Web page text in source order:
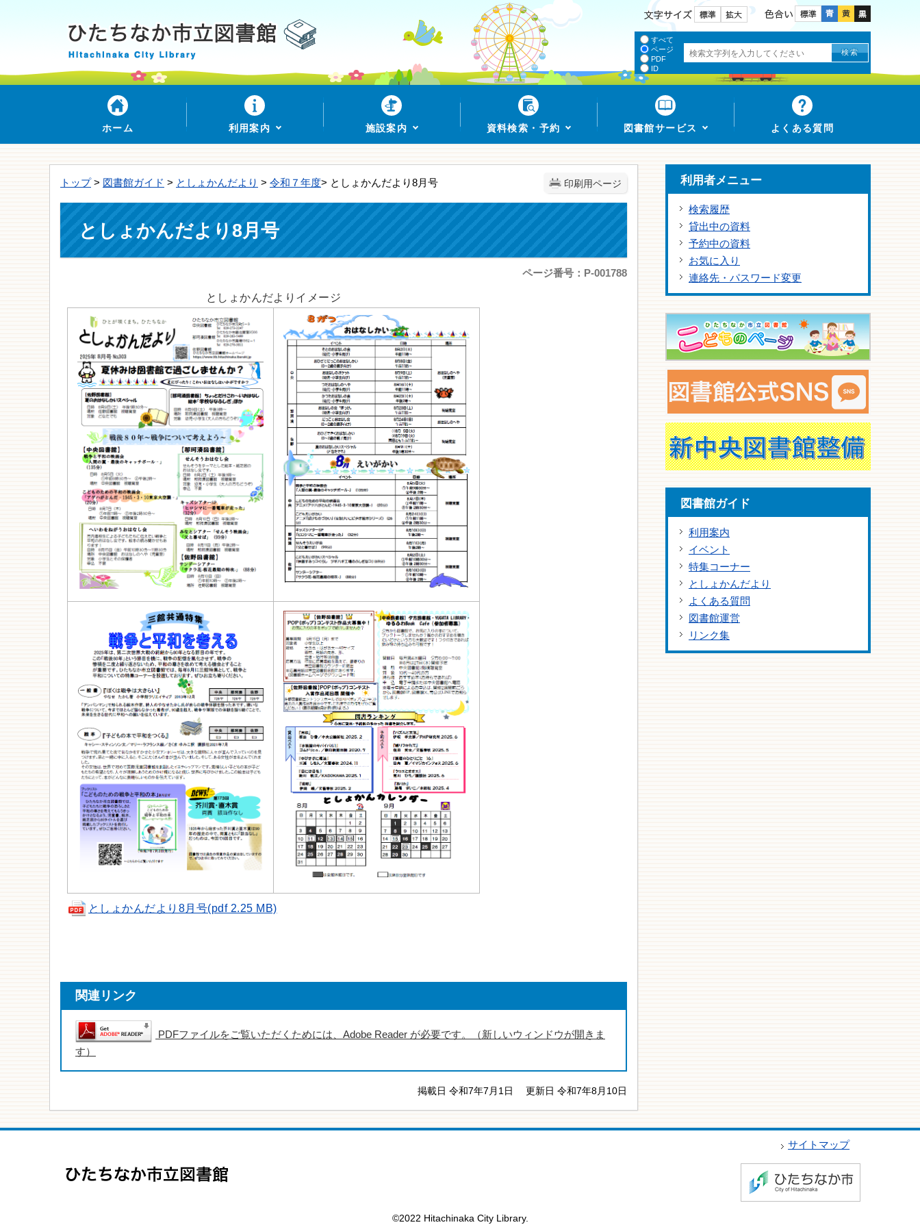
色合い
文字サイズ
すべて
ページ
PDF
ID
ホーム 利用案内 施設案内 資料検索・予約 図書館サービス よくある質問
印刷用ページ
トップ> 図書館ガイド > としょかんだより > 令和７年度> としょかんだより8月号
としょかんだより8月号
ページ番号：P-001788
としょかんだよりイメージ
としょかんだより8月号(pdf 2.25 MB)
関連リンク
PDFファイルをご覧いただくためには、Adobe Reader が必要です。（新しいウィンドウが開きま
す）
掲載日 令和7年7月1日 更新日 令和7年8月10日
利用者メニュー
検索履歴
貸出中の資料
予約中の資料
お気に入り
連絡先・パスワード変更
図書館ガイド
利用案内
イベント
特集コーナー
としょかんだより
よくある質問
図書館運営
リンク集
サイトマップ
©2022 Hitachinaka City Library.